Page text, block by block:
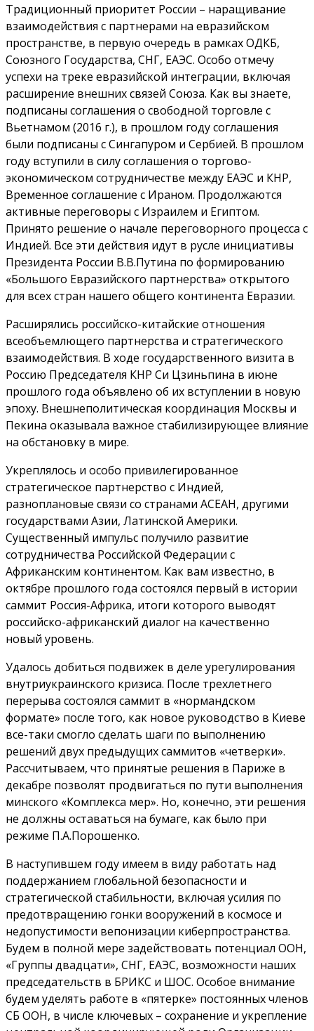
Традиционный приоритет России – наращивание
взаимодействия с партнерами на евразийском
пространстве, в первую очередь в рамках ОДКБ,
Союзного Государства, СНГ, ЕАЭС. Особо отмечу
успехи на треке евразийской интеграции, включая
расширение внешних связей Союза. Как вы знаете,
подписаны соглашения о свободной торговле с
Вьетнамом (2016 г.), в прошлом году соглашения
были подписаны с Сингапуром и Сербией. В прошлом
году вступили в силу соглашения о торгово-
экономическом сотрудничестве между ЕАЭС и КНР,
Временное соглашение с Ираном. Продолжаются
активные переговоры с Израилем и Египтом.
Принято решение о начале переговорного процесса с
Индией. Все эти действия идут в русле инициативы
Президента России В.В.Путина по формированию
«Большого Евразийского партнерства» открытого
для всех стран нашего общего континента Евразии.
Расширялись российско-китайские отношения
всеобъемлющего партнерства и стратегического
взаимодействия. В ходе государственного визита в
Россию Председателя КНР Си Цзиньпина в июне
прошлого года объявлено об их вступлении в новую
эпоху. Внешнеполитическая координация Москвы и
Пекина оказывала важное стабилизирующее влияние
на обстановку в мире.
Укреплялось и особо привилегированное
стратегическое партнерство с Индией,
разноплановые связи со странами АСЕАН, другими
государствами Азии, Латинской Америки.
Существенный импульс получило развитие
сотрудничества Российской Федерации с
Африканским континентом. Как вам известно, в
октябре прошлого года состоялся первый в истории
саммит Россия-Африка, итоги которого выводят
российско-африканский диалог на качественно
новый уровень.
Удалось добиться подвижек в деле урегулирования
внутриукраинского кризиса. После трехлетнего
перерыва состоялся саммит в «нормандском
формате» после того, как новое руководство в Киеве
все-таки смогло сделать шаги по выполнению
решений двух предыдущих саммитов «четверки».
Рассчитываем, что принятые решения в Париже в
декабре позволят продвигаться по пути выполнения
минского «Комплекса мер». Но, конечно, эти решения
не должны оставаться на бумаге, как было при
режиме П.А.Порошенко.
В наступившем году имеем в виду работать над
поддержанием глобальной безопасности и
стратегической стабильности, включая усилия по
предотвращению гонки вооружений в космосе и
недопустимости вепонизации киберпространства.
Будем в полной мере задействовать потенциал ООН,
«Группы двадцати», СНГ, ЕАЭС, возможности наших
председательств в БРИКС и ШОС. Особое внимание
будем уделять работе в «пятерке» постоянных членов
СБ ООН, в числе ключевых – сохранение и укрепление